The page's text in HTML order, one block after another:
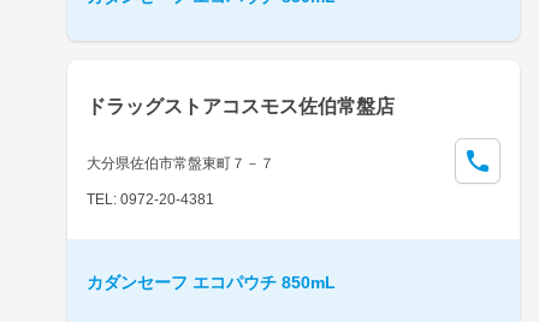
ドラッグストアコスモス佐伯常盤店
大分県佐伯市常盤東町７－７
TEL: 0972-20-4381
カダンセーフ エコパウチ 850mL